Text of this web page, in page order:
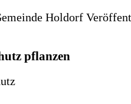
Holdorf
pflanzen